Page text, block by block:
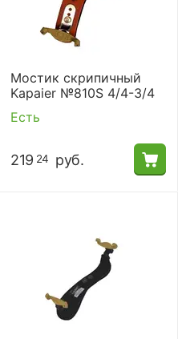
Мостик скрипичный
Kapaier №810S 4/4-3/4
Есть
219 24 руб.